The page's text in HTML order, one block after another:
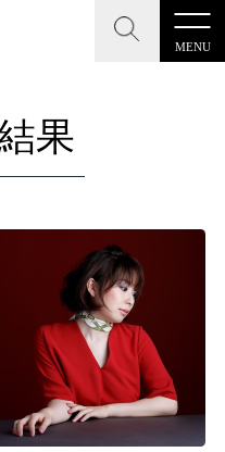
MENU
CLOSE
#ロック
シンガー
ープ #R&B/ソウル
CLOSE
化メディア
果